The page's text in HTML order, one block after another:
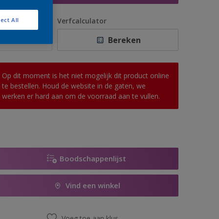
Verfcalculator
Bereken
Op dit moment is het niet mogelijk dit product online
te bestellen. Houd de website in de gaten, we
werken er hard aan om de voorraad aan te vullen.
Boodschappenlijst
Vind een winkel
All